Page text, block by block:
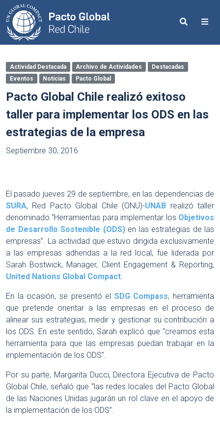
Search
Actividad Destacada Archivo de Actividades
Destacadas
Eventos
Noticias Pacto Global
Pacto Global Chile realizó exitoso
taller para implementar los ODS en las
estrategias de la empresa
Septiembre 30, 2016
El pasado jueves 29 de septiembre, en las dependencias de
SURA, Red Pacto Global Chile (ONU)-UNAB realizó taller
denominado “Herramientas para implementar los Objetivos
de Desarrollo Sostenible (ODS)en las estrategias de las
empresas”. La actividad que estuvo dirigida exclusivamente
a las empresas adheridas a la red local, fue liderada por
Sarah Bostwick, Manager, Client Engagement & Reporting,
United Nations Global Compact.
En la ocasión, se presentó el SDG Compass, herramienta
que pretende orientar a las empresas en el proceso de
alinear sus estrategias, medir y gestionar su contribución a
los ODS. En este sentido, Sarah explicó que “creamos esta
herramienta para que las empresas puedan trabajar en la
implementación de los ODS”.
Por su parte, Margarita Ducci, Directora Ejecutiva de Pacto
Global Chile, señaló que “las redes locales del Pacto Global
de las Naciones Unidas jugarán un rol clave en el apoyo de
la implementación de los ODS”.